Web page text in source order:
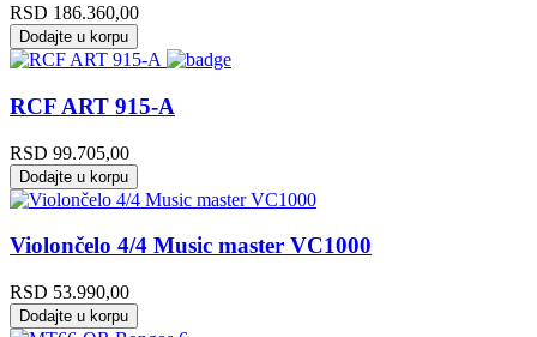
RSD 186.360,00
Dodajte u korpu
RCF ART 915-A
RSD 99.705,00
Dodajte u korpu
Violončelo 4/4 Music master VC1000
RSD 53.990,00
Dodajte u korpu